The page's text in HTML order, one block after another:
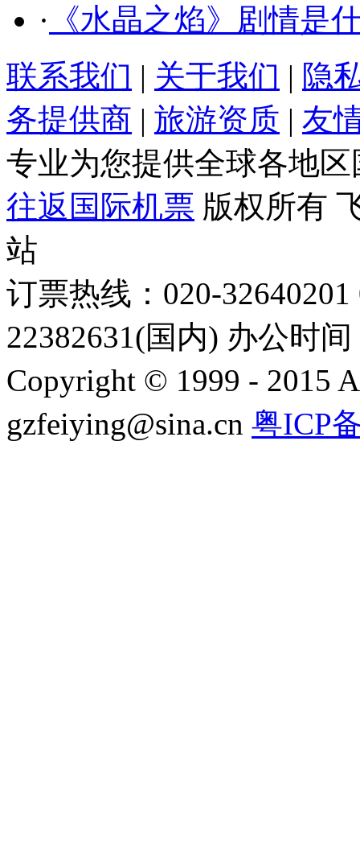
· 《水晶之焰》剧情是
联系我们 | 关于我们 | 隐
务提供商 | 旅游资质 | 友
专业为您提供全球各地
往返国际机票 版权所有
站
订票热线：020-
22382631(国内) 办公时
Copyright © 1999 - 2015
gzfeiying@sina.cn 粤ICP